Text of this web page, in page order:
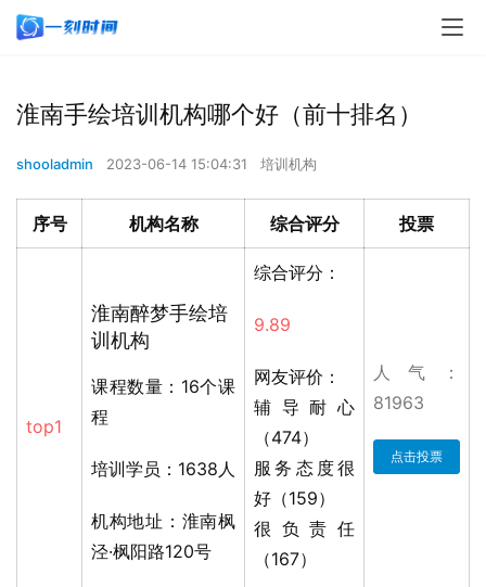
淮南手绘培训机构哪个好（前十排名）
shooladmin 2023-06-14 15:04:31 培训机构
序号 机构名称 综合评分 投票
top1
淮南醉梦手绘培
训机构
课程数量：16个课
程
培训学员：1638人
机构地址：淮南枫
泾·枫阳路120号
综合评分：
9.89
网友评价：
辅导耐心
（474）
服务态度很
好（159）
很负责任
（167）
人气：
81963
点击投票